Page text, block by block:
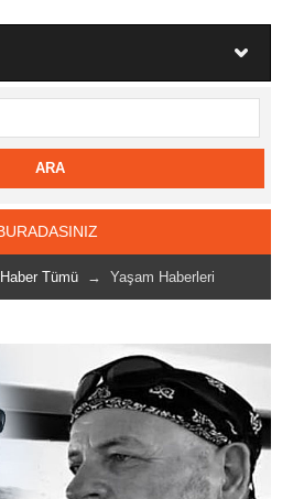
Tümü→ Yaşam Haberleri